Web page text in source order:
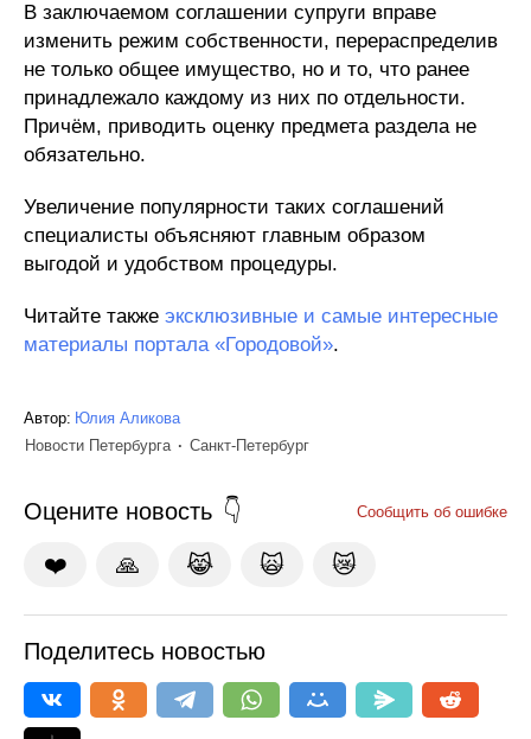
В заключаемом соглашении супруги вправе
изменить режим собственности, перераспределив
не только общее имущество, но и то, что ранее
принадлежало каждому из них по отдельности.
Причём, приводить оценку предмета раздела не
обязательно.
Увеличение популярности таких соглашений
специалисты объясняют главным образом
выгодой и удобством процедуры.
Читайте также эксклюзивные и самые интересные
материалы портала «Городовой».
Автор: Юлия Аликова
Новости Петербурга
Санкт-Петербург
Оцените новость Сообщить об ошибке
❤️ 🙏 😹 🙀 😿
Поделитесь новостью